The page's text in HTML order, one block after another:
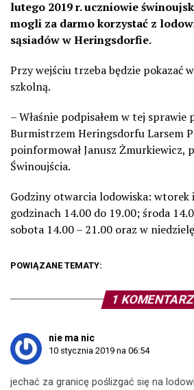
lutego 2019 r. uczniowie
mogli za darmo korzystać z
sąsiadów w Heringsdorfie.
Przy wejściu trzeba będzie pokazać
szkolną.
– Właśnie podpisałem w tej sprawie
Burmistrzem Heringsdorfu Larsem
poinformował Janusz Żmurkiewicz,
Świnoujścia.
Godziny otwarcia lodowiska: wtorek
godzinach 14.00 do 19.00; środa
sobota 14.00 – 21.00 oraz w
POWIĄZANE TEMATY:
1 KOMENTARZ
nie ma nic
10 stycznia 2019 na 06:54
jechać za granicę poślizgać się na